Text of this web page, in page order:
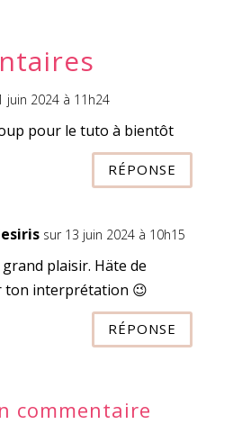
juin 2024 à 11h24
pour le tuto à bientôt
RÉPONSE
sur 13 juin 2024 à 10h15
plaisir. Häte de
ton interprétation 😉
RÉPONSE
commentaire